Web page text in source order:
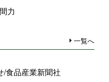
力
一覧へ
/食品産業新聞社